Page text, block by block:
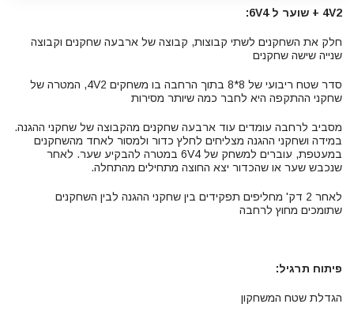
4V2 + שוער ל 6V4:
חלק את השחקנים לשתי קבוצות, קבוצה של ארבעה שחקנים וקבוצה
שנייה שישה שחקנים
סדר שטח ריבועי של 8*8 בתוך הרחבה בו משחקים 4V2, המטרה של
שחקני ההתקפה היא לחבר כמה שיותר מסירות
מסביב לרחבה עומדים עוד ארבעה שחקנים מהקבוצה של שחקני ההגנה.
במידה ושחקני ההגנה מצליחים לחלץ כדור ולמסור לאחד מהשחקנים
במעטפת, עוברים למשחק של 6V4 במטרה להבקיע שער. לאחר
שנכבש שער או שהכדור יצא החוצה מתחילים מהתחלה.
לאחר 2 דק' מחליפים תפקידים בין שחקני ההגנה לבין השחקנים
שתומכים מחוץ לרחבה
פיתוח תרגיל:
הגדלת שטח המשחקון